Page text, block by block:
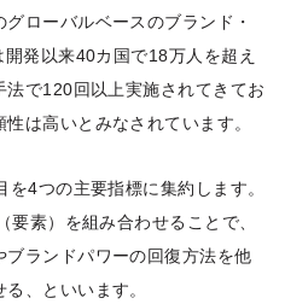
ローバルベースのブランド・
発以来40カ国で18万人を超え
で120回以上実施されてきてお
は高いとみなされています。
4つの主要指標に集約します。
素）を組み合わせることで、
ランドパワーの回復方法を他
、といいます。